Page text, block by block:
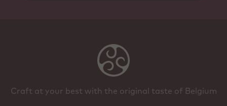
Craft at your best with the original taste of Belgium